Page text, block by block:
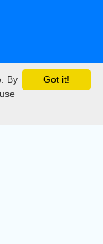
Got it!
By